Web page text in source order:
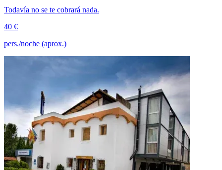
Todavía no se te cobrará nada.
40 €
pers./noche (aprox.)